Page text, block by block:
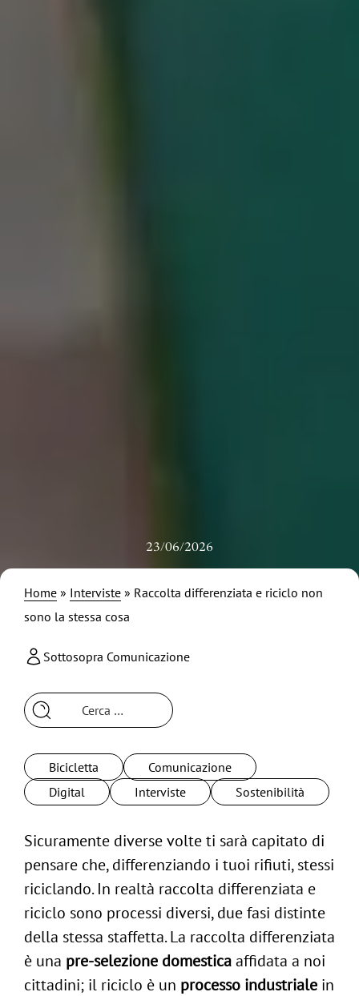
23/06/2026
Home » Interviste » Raccolta differenziata e riciclo non
sono la stessa cosa
Sottosopra Comunicazione
per:
Bicicletta
Comunicazione
Digital
Interviste Sostenibilità
Sicuramente diverse volte ti sarà capitato di
pensare che, differenziando i tuoi rifiuti, stessi
riciclando. In realtà raccolta differenziata e
riciclo sono processi diversi, due fasi distinte
della stessa staffetta. La raccolta differenziata
è una pre-selezione domesticaaffidata a noi
cittadini; il riciclo è un processo industriale in